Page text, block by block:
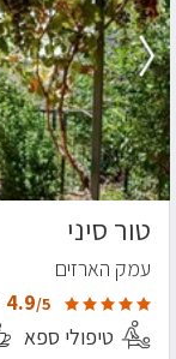
טור סיני
עמק הארזים
4.9/5
טיפולי ספא